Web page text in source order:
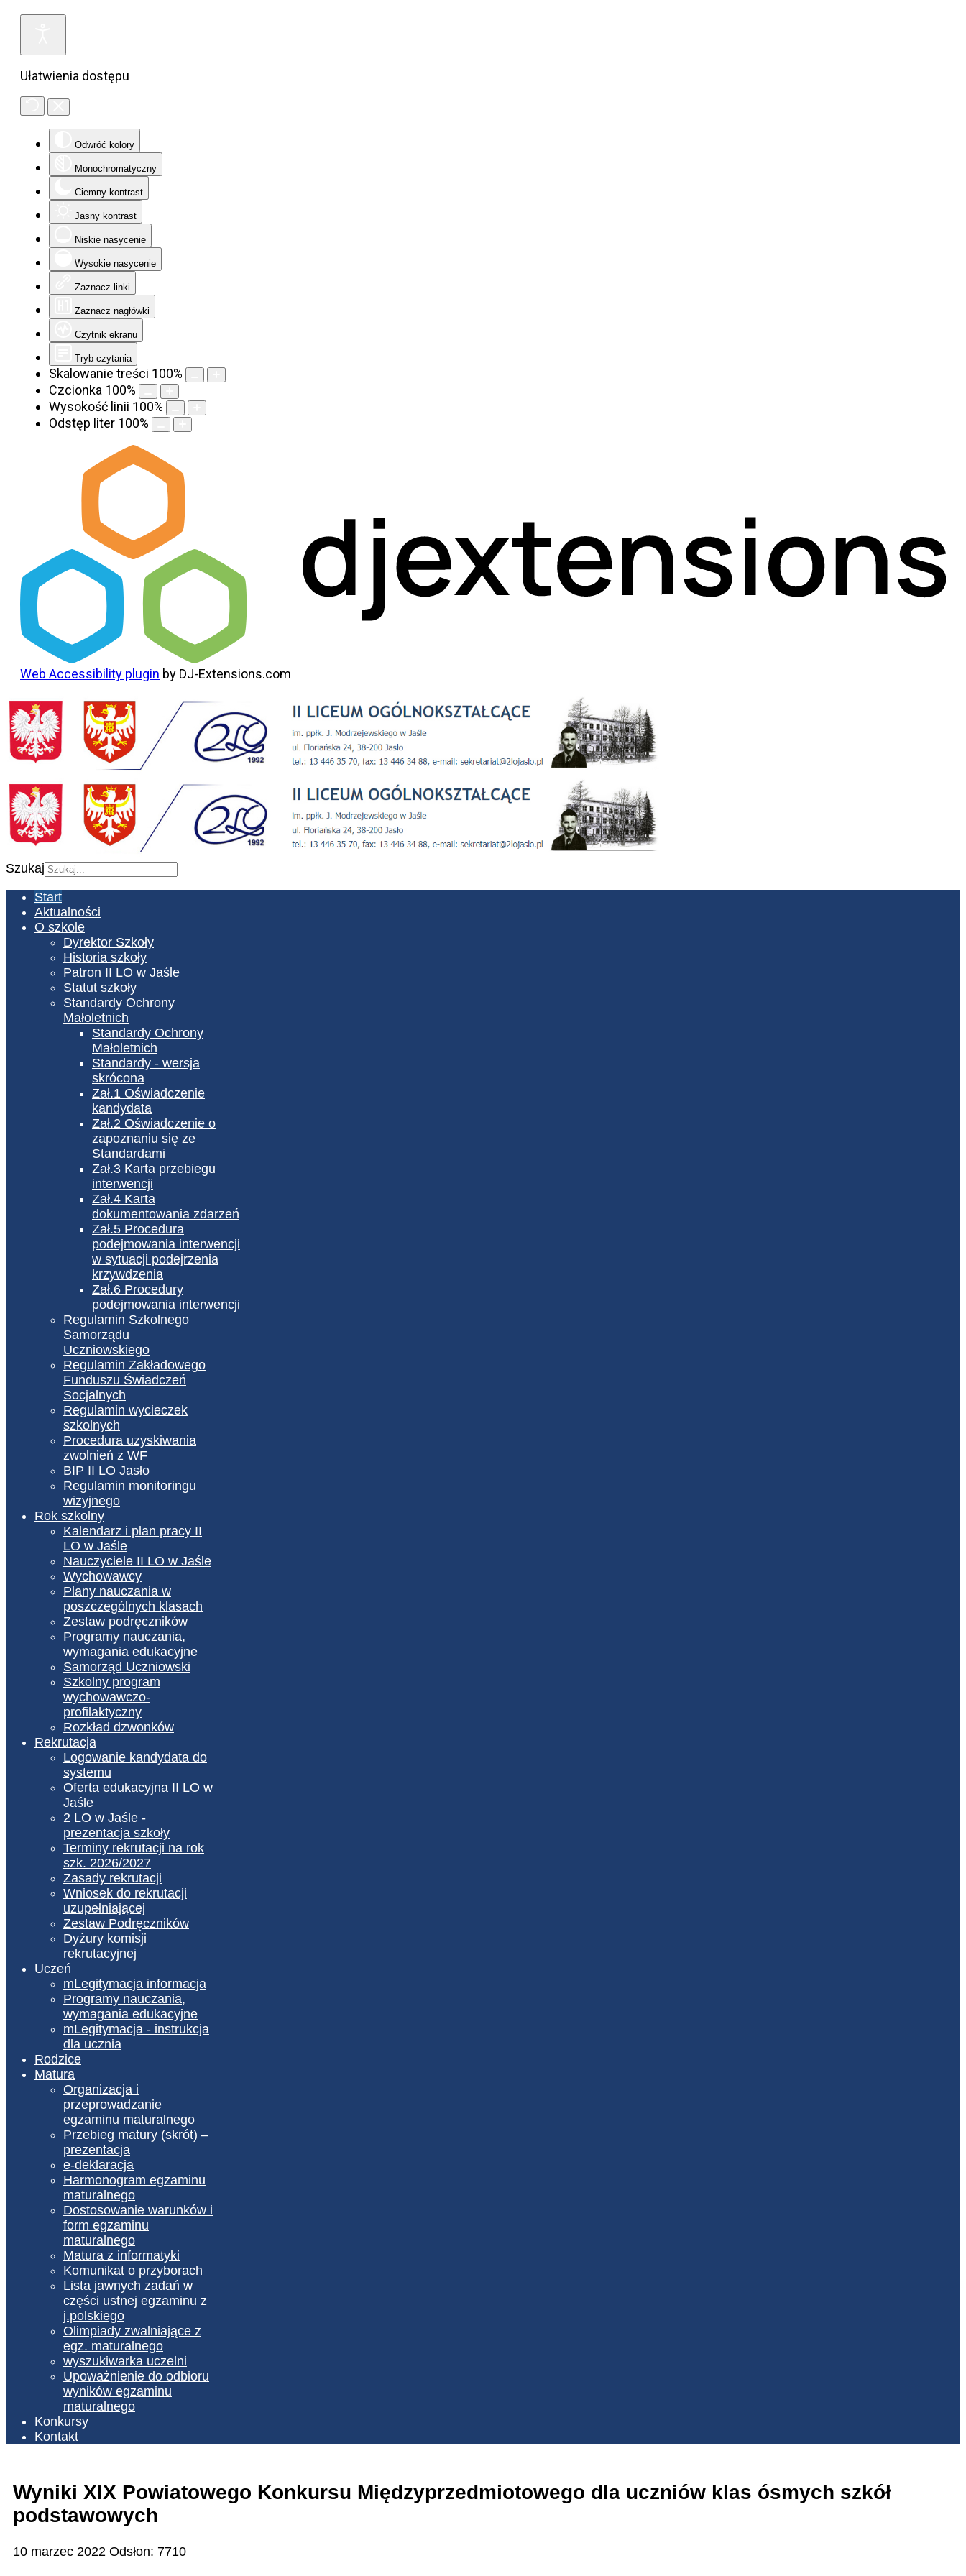
Ułatwienia dostępu
Odwróć kolory
Monochromatyczny
Ciemny kontrast
Jasny kontrast
Niskie nasycenie
Wysokie nasycenie
Zaznacz linki
Zaznacz nagłówki
Czytnik ekranu
Tryb czytania
Skalowanie treści 100%
Czcionka 100%
Wysokość linii 100%
Odstęp liter 100%
Web Accessibility plugin by DJ-Extensions.com
Szukaj
Start
Aktualności
O szkole
Dyrektor Szkoły
Historia szkoły
Patron II LO w Jaśle
Statut szkoły
Standardy Ochrony
Małoletnich
Standardy Ochrony
Małoletnich
Standardy - wersja
skrócona
Zał.1 Oświadczenie
kandydata
Zał.2 Oświadczenie o
zapoznaniu się ze
Standardami
Zał.3 Karta przebiegu
interwencji
Zał.4 Karta
dokumentowania zdarzeń
Zał.5 Procedura
podejmowania interwencji
w sytuacji podejrzenia
krzywdzenia
Zał.6 Procedury
podejmowania interwencji
Regulamin Szkolnego
Samorządu
Uczniowskiego
Regulamin Zakładowego
Funduszu Świadczeń
Socjalnych
Regulamin wycieczek
szkolnych
Procedura uzyskiwania
zwolnień z WF
BIP II LO Jasło
Regulamin monitoringu
wizyjnego
Rok szkolny
Kalendarz i plan pracy II
LO w Jaśle
Nauczyciele II LO w Jaśle
Wychowawcy
Plany nauczania w
poszczególnych klasach
Zestaw podręczników
Programy nauczania,
wymagania edukacyjne
Samorząd Uczniowski
Szkolny program
wychowawczo-
profilaktyczny
Rozkład dzwonków
Rekrutacja
Logowanie kandydata do
systemu
Oferta edukacyjna II LO w
Jaśle
2 LO w Jaśle -
prezentacja szkoły
Terminy rekrutacji na rok
szk. 2026/2027
Zasady rekrutacji
Wniosek do rekrutacji
uzupełniającej
Zestaw Podręczników
Dyżury komisji
rekrutacyjnej
Uczeń
mLegitymacja informacja
Programy nauczania,
wymagania edukacyjne
mLegitymacja - instrukcja
dla ucznia
Rodzice
Matura
Organizacja i
przeprowadzanie
egzaminu maturalnego
Przebieg matury (skrót) –
prezentacja
e-deklaracja
Harmonogram egzaminu
maturalnego
Dostosowanie warunków i
form egzaminu
maturalnego
Matura z informatyki
Komunikat o przyborach
Lista jawnych zadań w
części ustnej egzaminu z
j.polskiego
Olimpiady zwalniające z
egz. maturalnego
wyszukiwarka uczelni
Upoważnienie do odbioru
wyników egzaminu
maturalnego
Konkursy
Kontakt
Wyniki XIX Powiatowego Konkursu Międzyprzedmiotowego dla uczniów klas ósmych szkół
podstawowych
10 marzec 2022 Odsłon: 7710